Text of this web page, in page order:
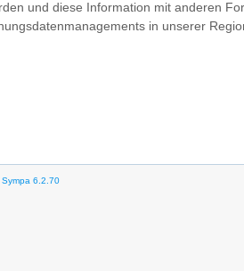
und diese Information mit anderen
in unserer
6.2.70